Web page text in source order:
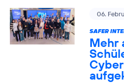
06.
SAFER
Mehr